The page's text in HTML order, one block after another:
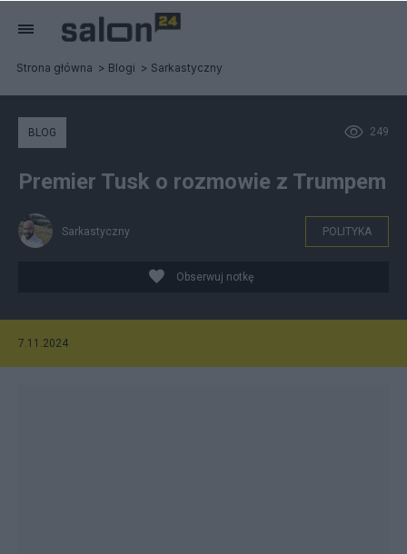
Strona główna Blogi Sarkastyczny
249
BLOG
Premier Tusk o rozmowie z Trumpem
Sarkastyczny POLITYKA
Obserwuj notkę
7.11.2024